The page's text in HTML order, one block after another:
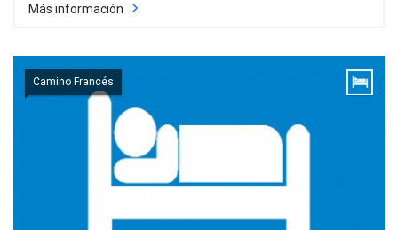
Más información
Camino Francés